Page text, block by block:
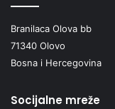
Branilaca Olova bb
71340 Olovo
Bosna i Hercegovina
Socijalne mreže